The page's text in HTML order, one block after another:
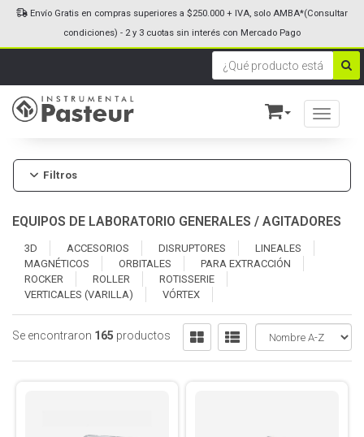
Toggle
Envío Gratis en compras superiores a $250.000 + IVA, solo AMBA*(Consultar
condiciones) - 2 y 3 cuotas sin interés con Mercado Pago
Filtros
EQUIPOS DE LABORATORIO GENERALES / AGITADORES
3D ACCESORIOS DISRUPTORES
LINEALES
MAGNÉTICOS
ORBITALES
PARA EXTRACCIÓN
ROCKER
ROLLER
ROTISSERIE
VERTICALES (VARILLA)
VÓRTEX
Se encontraron 165 productos